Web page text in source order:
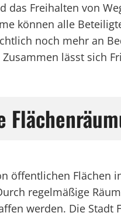
das Freihalten von
können alle
noch mehr an
lässt sich
öffentlichen Flächen
regelmäßige
werden. Die